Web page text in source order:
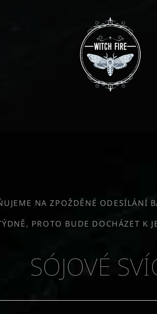
NA ZPOŽDĚNÉ ODESÍLÁNÍ
PROTO BUDE DOCHÁZET K
SÓJOVÉ